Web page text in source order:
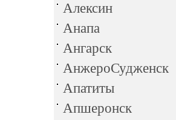
Алексин
Анапа
Ангарск
АнжероСудженск
Апатиты
Апшеронск